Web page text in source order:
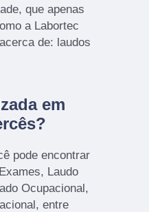
que apenas
a Labortec
de: laudos
em
pode encontrar
Laudo
Ocupacional,
entre